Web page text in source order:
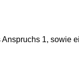
1,